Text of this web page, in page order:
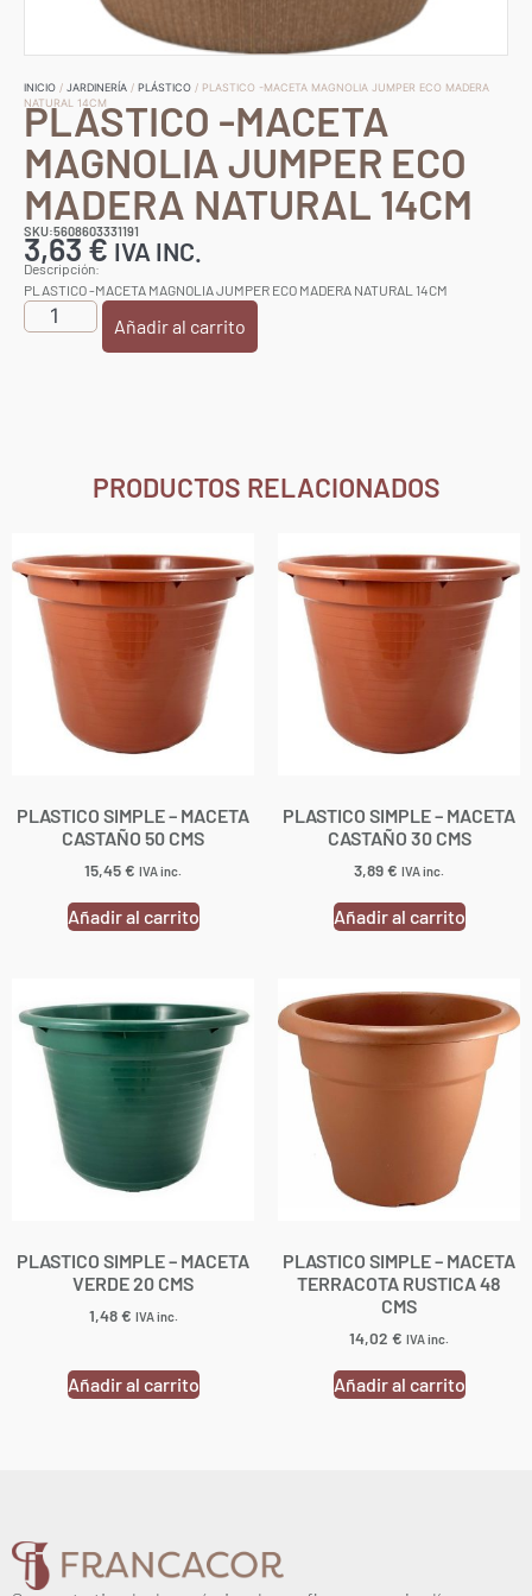
INICIO / JARDINERÍA / PLÁSTICO / PLASTICO -MACETA MAGNOLIA JUMPER ECO MADERA
NATURAL 14CM
PLASTICO -MACETA
MAGNOLIA JUMPER ECO
MADERA NATURAL 14CM
SKU:5608603331191
3,63€ IVA INC.
Descripción:
PLASTICO -MACETA MAGNOLIA JUMPER ECO MADERA NATURAL 14CM
Añadir al carrito
PRODUCTOS RELACIONADOS
PLASTICO SIMPLE – MACETA
CASTAÑO 50 CMS
15,45€ IVA inc.
Añadir al carrito
PLASTICO SIMPLE – MACETA
CASTAÑO 30 CMS
3,89€ IVA inc.
Añadir al carrito
PLASTICO SIMPLE – MACETA
VERDE 20 CMS
1,48€ IVA inc.
Añadir al carrito
PLASTICO SIMPLE – MACETA
TERRACOTA RUSTICA 48
CMS
14,02 € IVA inc.
Añadir al carrito